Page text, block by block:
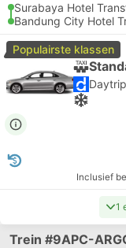
Surabaya Hotel
Bandung City Hotel
Populairste klassen
Inclusief
1
Trein #9APC-